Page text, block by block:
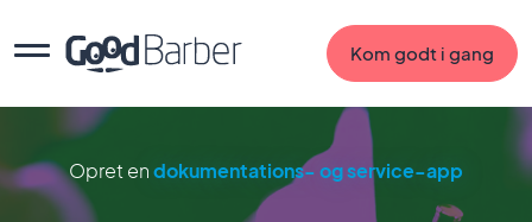
Kom godt i gang
Opret endokumentations- og service-app